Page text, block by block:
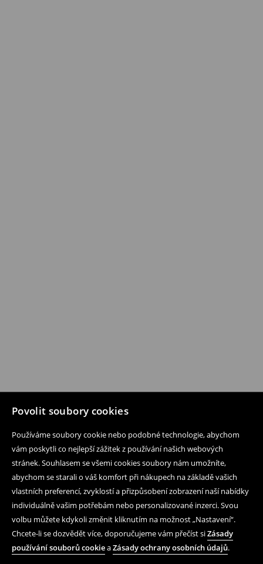
Povolit soubory cookies
Používáme soubory cookie nebo podobné technologie, abychom
vám poskytli co nejlepší zážitek z používání našich webových
stránek. Souhlasem se všemi cookies soubory nám umožníte,
abychom se starali o váš komfort při nákupech na základě vašich
vlastních preferencí, zvyklostí a přizpůsobení zobrazení naší nabídky
individuálně vašim potřebám nebo personalizované inzerci. Svou
volbu můžete kdykoli změnit kliknutím na možnost „Nastavení“.
Chcete-li se dozvědět více, doporučujeme vám přečíst siZásady
používání souborů cookieaZásady ochrany osobních údajů.